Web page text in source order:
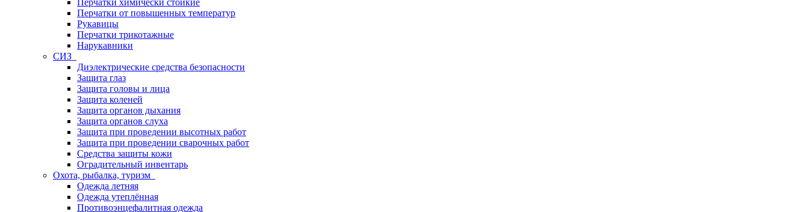
Перчатки химически стойкие
Перчатки от повышенных температур
Рукавицы
Перчатки трикотажные
Нарукавники
СИЗ
Диэлектрические средства безопасности
Защита глаз
Защита головы и лица
Защита коленей
Защита органов дыхания
Защита органов слуха
Защита при проведении высотных работ
Защита при проведении сварочных работ
Средства защиты кожи
Оградительный инвентарь
Охота, рыбалка, туризм
Одежда летняя
Одежда утеплённая
Противоэнцефалитная одежда